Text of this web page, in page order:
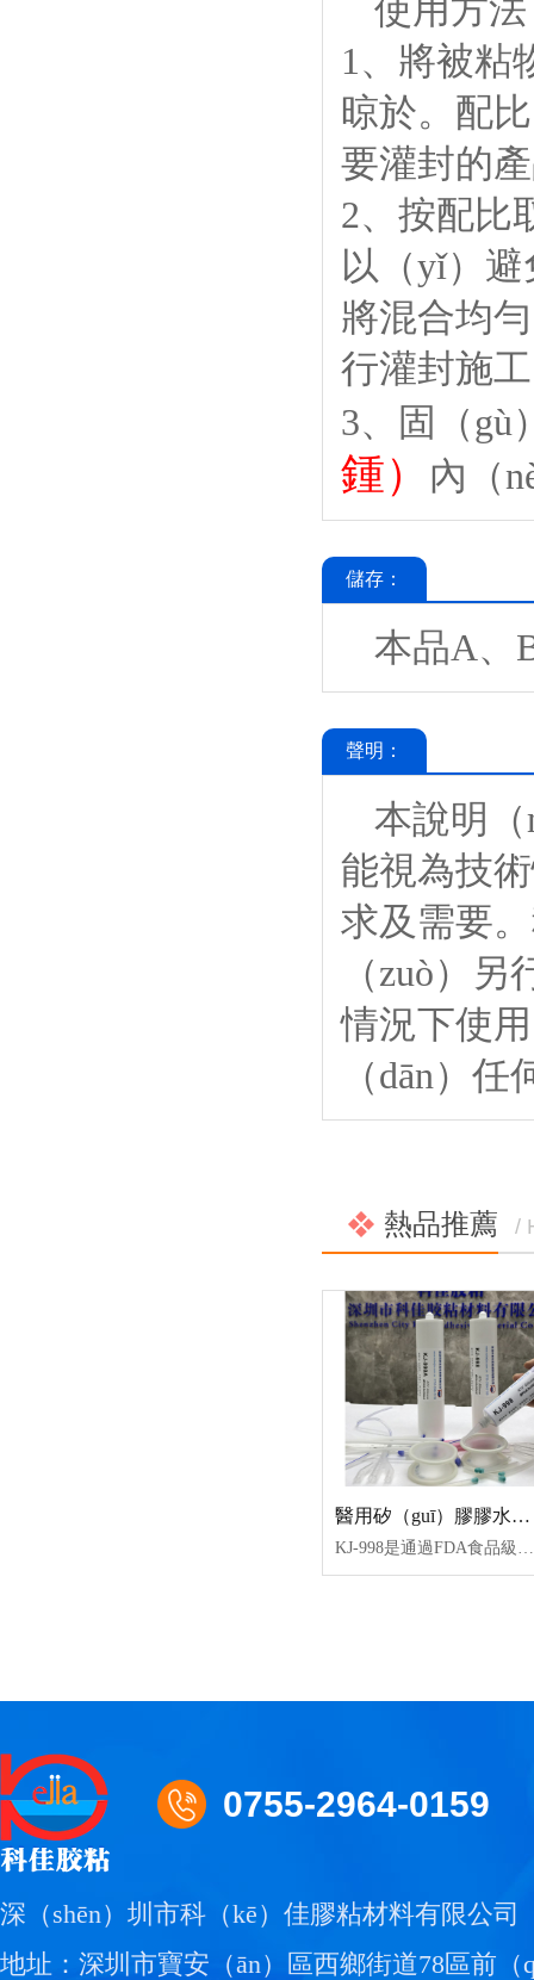
使用方
1、將被粘
晾於。配
要灌封的
2、按配比
以（yǐ）
將混合均
行灌封施
3、固（gù
鍾） 內（
儲存：
本品A、
聲明：
本說明
能視為技
求及需要
（zuò）
情況下使
（dān）
熱品推薦 /
醫用矽（guī）膠膠水（shuǐ）KJ-998
0755-2964-0159
深（shēn）圳市科（kē）佳膠粘材料有限公司
地址：深圳市寶安（ān）區西鄉街道78區前（